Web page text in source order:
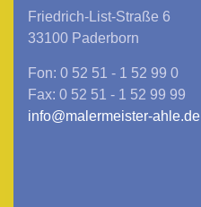
Friedrich-List-Straße 6
33100 Paderborn
Fon: 0 52 51 - 1 52 99 0
Fax: 0 52 51 - 1 52 99 99
info@malermeister-ahle.de